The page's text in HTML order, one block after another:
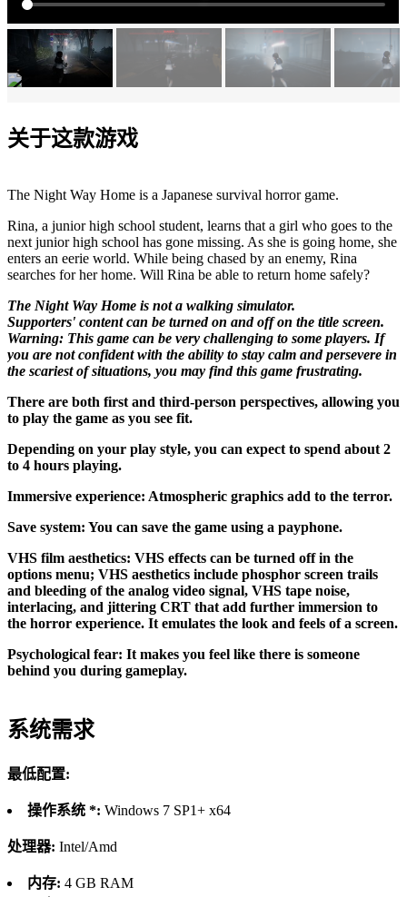
关于这款游戏
The Night Way Home is a Japanese survival horror game.
Rina, a junior high school student, learns that a girl who goes to the
next junior high school has gone missing. As she is going home, she
enters an eerie world. While being chased by an enemy, Rina
searches for her home. Will Rina be able to return home safely?
The Night Way Home is not a walking simulator.
Supporters' content can be turned on and off on the title screen.
Warning: This game can be very challenging to some players. If
you are not confident with the ability to stay calm and persevere in
the scariest of situations, you may find this game frustrating.
There are both first and third-person perspectives, allowing you
to play the game as you see fit.
Depending on your play style, you can expect to spend about 2
to 4 hours playing.
Immersive experience: Atmospheric graphics add to the terror.
Save system: You can save the game using a payphone.
VHS film aesthetics: VHS effects can be turned off in the
options menu; VHS aesthetics include phosphor screen trails
and bleeding of the analog video signal, VHS tape noise,
interlacing, and jittering CRT that add further immersion to
the horror experience. It emulates the look and feels of a screen.
Psychological fear: It makes you feel like there is someone
behind you during gameplay.
系统需求
最低配置:
操作系统 *: Windows 7 SP1+ x64
处理器: Intel/Amd
内存: 4 GB RAM